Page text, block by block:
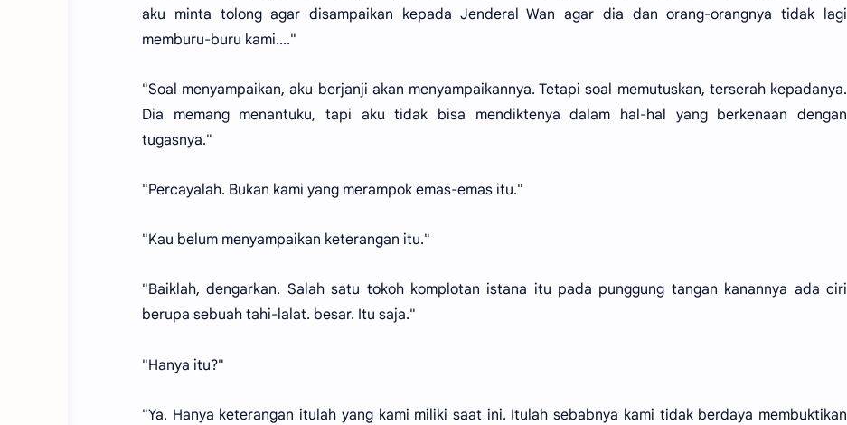
aku minta tolong agar disampaikan kepada Jenderal Wan agar dia dan orang-orangnya tidak lagi
memburu-buru kami...."
"Soal menyampaikan, aku berjanji akan menyampaikannya. Tetapi soal memutuskan, terserah kepadanya.
Dia memang menantuku, tapi aku tidak bisa mendiktenya dalam hal-hal yang berkenaan dengan
tugasnya."
"Percayalah. Bukan kami yang merampok emas-emas itu."
"Kau belum menyampaikan keterangan itu."
"Baiklah, dengarkan. Salah satu tokoh komplotan istana itu pada punggung tangan kanannya ada ciri
berupa sebuah tahi-lalat. besar. Itu saja."
"Hanya itu?"
"Ya. Hanya keterangan itulah yang kami miliki saat ini. Itulah sebabnya kami tidak berdaya membuktikan